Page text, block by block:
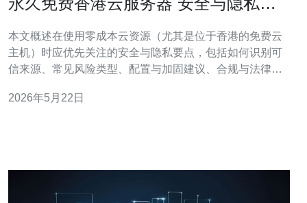
本文概述在使用零成本云资源（尤其是位于香港的免费云
主机）时应优先关注的安全与隐私要点，包括如何识别可
信来源、常见风险类型、配置与加固建议、合规与法律边
算下把可控风险降到最低。 哪里可以找到永久免费香港云
2026年5月22日